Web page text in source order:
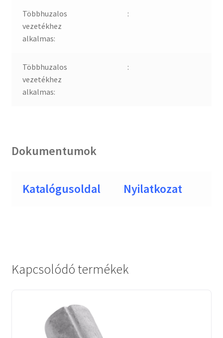
Többhuzalos
vezetékhez
alkalmas:
:
Többhuzalos
vezetékhez
alkalmas:
:
Dokumentumok
Katalógusoldal Nyilatkozat
Kapcsolódó termékek